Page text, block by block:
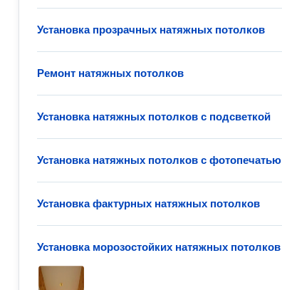
Установка прозрачных натяжных потолков
Ремонт натяжных потолков
Установка натяжных потолков с подсветкой
Установка натяжных потолков с фотопечатью
Установка фактурных натяжных потолков
Установка морозостойких натяжных потолков